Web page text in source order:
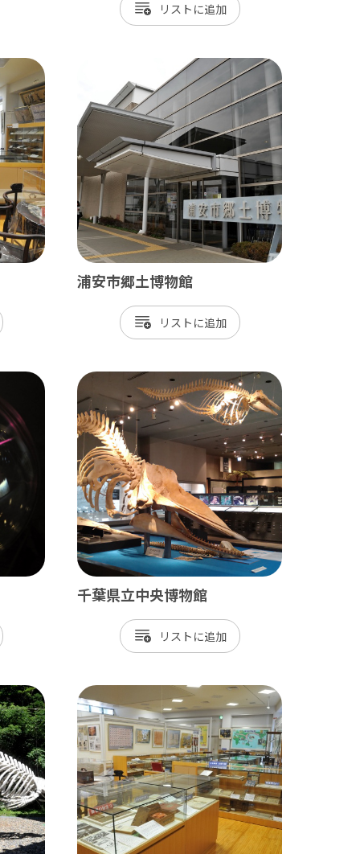
九十九里
茂原市
東金市
旭市
匝瑳市
山武市
九十九里町
横芝光町
一宮町
睦沢町
長生村
白子町
長柄町
長南町
リスト
浦安市郷土博物館
リスト
千葉県立中央博物館
リスト